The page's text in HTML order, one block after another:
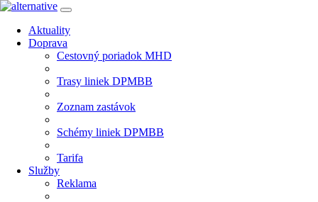
Aktuality
Doprava
Cestovný poriadok MHD
Trasy liniek DPMBB
Zoznam zastávok
Schémy liniek DPMBB
Tarifa
Služby
Reklama